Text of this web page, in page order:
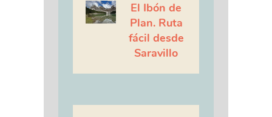
El Ibón de
Plan. Ruta
fácil desde
Saravillo